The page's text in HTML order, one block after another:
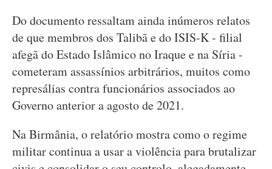
Do documento ressaltam ainda inúmeros relatos
de que membros dos Talibã e do ISIS-K - filial
afegã do Estado Islâmico no Iraque e na Síria -
cometeram assassínios arbitrários, muitos como
represálias contra funcionários associados ao
Governo anterior a agosto de 2021.
Na Birmânia, o relatório mostra como o regime
militar continua a usar a violência para brutalizar